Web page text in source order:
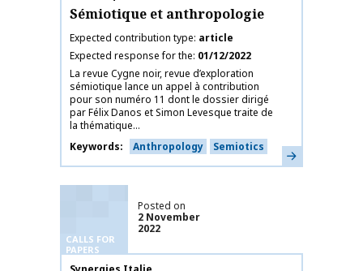
Sémiotique et anthropologie
Expected contribution type article
Expected response for the 01/12/2022
La revue Cygne noir, revue d’exploration
sémiotique lance un appel à contribution
pour son numéro 11 dont le dossier dirigé
par Félix Danos et Simon Levesque traite de
la thématique...
Keywords
Anthropology Semiotics Learn more
CALLS FOR
PAPERS
Posted on
2 November
2022